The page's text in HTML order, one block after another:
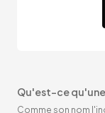
Qu'est-ce
Comme son nom